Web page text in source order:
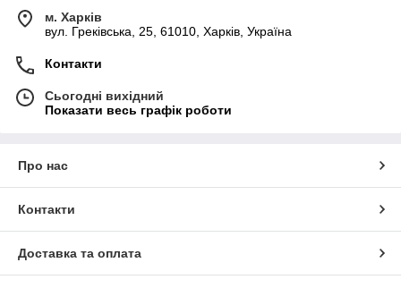
м. Харків
вул. Греківська, 25, 61010, Харків, Україна
Контакти
Сьогодні вихідний
Показати весь графік роботи
Про нас
Контакти
Доставка та оплата